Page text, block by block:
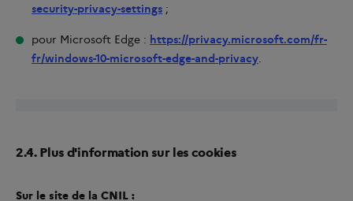
security-privacy-settings ;
pour Microsoft Edge : https://privacy.microsoft.com/fr-
fr/windows-10-microsoft-edge-and-privacy.
2.4. Plus d'information sur les cookies
Sur le site de la CNIL :